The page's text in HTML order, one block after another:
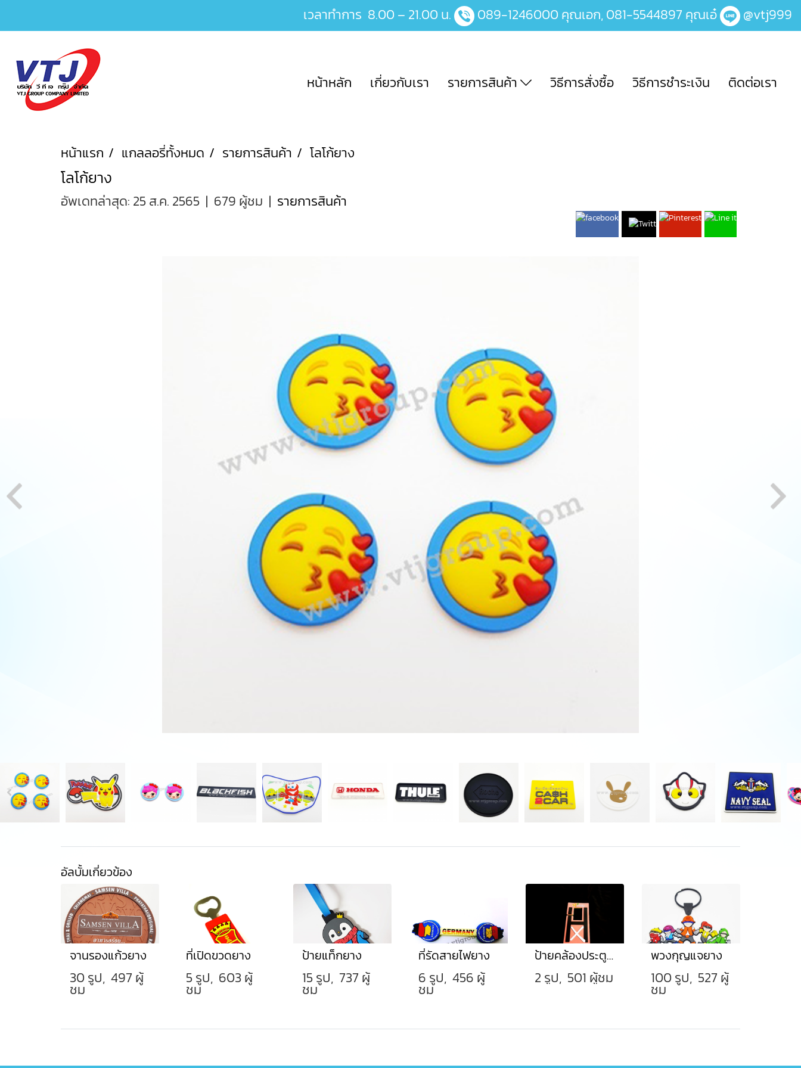
เวลาทำการ 8.00 – 21.00 น. 089-1246000 คุณเอก,081-5544897 คุณเอ๋ @vtj999
หน้าหลัก เกี่ยวกับเรา รายการสินค้า วิธีการสั่งซื้อ วิธีการชำระเงิน ติดต่อเรา
หน้าแรก แกลลอรี่ทั้งหมด รายการสินค้า โลโก้ยาง
โลโก้ยาง
อัพเดทล่าสุด: 25 ส.ค. 2565 | 679 ผู้ชม | รายการสินค้า
อัลบั้มเกี่ยวข้อง
จานรองแก้วยาง
30 รูป, 497 ผู้
ชม
ที่เปิดขวดยาง
5 รูป, 603 ผู้
ชม
ป้ายแท็กยาง
15 รูป, 737 ผู้
ชม
ที่รัดสายไฟยาง
6 รูป, 456 ผู้
ชม
ป้ายคล้องประตูยาง
2 รูป, 501 ผู้ชม
พวงกุญแจยาง
100 รูป, 527 ผู้
ชม